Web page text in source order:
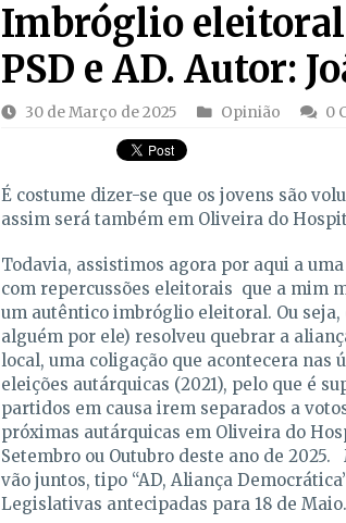
Imbróglio eleitoral
PSD e AD. Autor:
30 de Março de 2025 Opinião 0
É costume dizer-se que os jovens são
assim será também em Oliveira do
Todavia, assistimos agora por aqui a
com repercussões eleitorais que a mim
um autêntico imbróglio eleitoral. Ou seja,
alguém por ele) resolveu quebrar a
local, uma coligação que acontecera nas
eleições autárquicas (2021), pelo que é
partidos em causa irem separados a
próximas autárquicas em Oliveira do
Setembro ou Outubro deste ano de 2025.
vão juntos, tipo “AD, Aliança
Legislativas antecipadas para 18 de Maio.